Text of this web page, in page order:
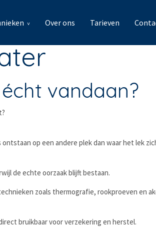
Over ons Tarieven
vandaan?
op een andere plek dan waar het lek
de echte oorzaak blijft bestaan.
zoals thermografie, rookproeven en
bruikbaar voor verzekering en herstel.